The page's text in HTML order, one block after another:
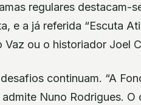
regulares destacam-
e a já referida “Escuta
ou o historiador Joel
continuam. “A
Nuno Rodrigues.